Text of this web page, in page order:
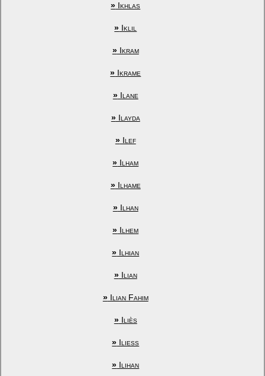
» Ikhlas
» Iklil
»Ikram
» Ikrame
»Ilane
»Ilayda
»Ilef
» Ilham
»Ilhame
»Ilhan
» Ilhem
» Ilhian
»Ilian
»Ilian Fahim
»Iliès
» Iliess
» Ilihan